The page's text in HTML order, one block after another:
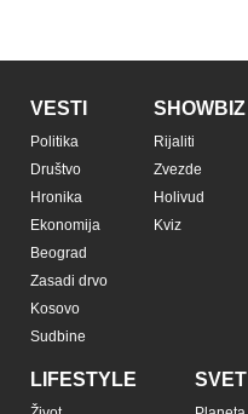
VESTI
Politika
Društvo
Hronika
Ekonomija
Beograd
Zasadi drvo
Kosovo
Sudbine
SHOWBIZ
Rijaliti
Zvezde
Holivud
Kviz
LIFESTYLE SVET